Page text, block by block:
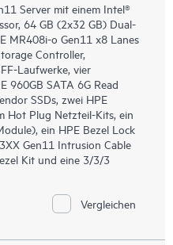
Server mit einem Intel®
64 GB (2x32 GB) Dual-
MR408i-o Gen11 x8 Lanes
Controller,
Laufwerke, vier
960GB SATA 6G Read
SSDs, zwei HPE
Hot Plug Netzteil-Kits, ein
ein HPE Bezel Lock
Gen11 Intrusion Cable
Kit und eine 3/3/3
Vergleichen